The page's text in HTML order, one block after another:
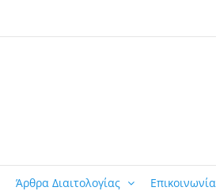
Άρθρα Διαιτολογίας Επικοινωνία